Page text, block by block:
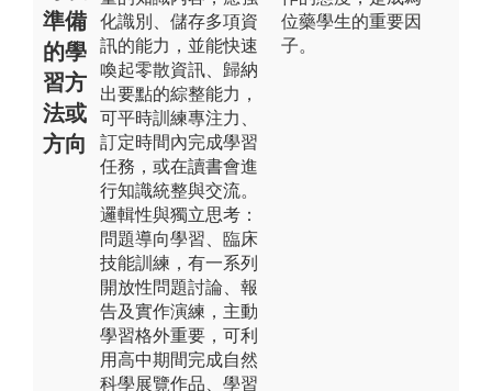
準備
的學
習方
法或
方向
化識別、儲存多項資
訊的能力，並能快速
喚起零散資訊、歸納
出要點的綜整能力，
可平時訓練專注力、
訂定時間內完成學習
任務，或在讀書會進
行知識統整與交流。
邏輯性與獨立思考：
問題導向學習、臨床
技能訓練，有一系列
開放性問題討論、報
告及實作演練，主動
學習格外重要，可利
用高中期間完成自然
科學展覽作品、學習
位藥學生的重要因
子。